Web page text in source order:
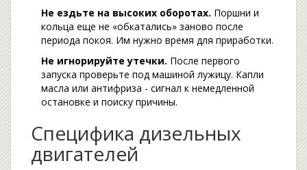
Не ездьте на высоких оборотах. Поршни и
кольца еще не «обкатались» заново после
периода покоя. Им нужно время для приработки.
Не игнорируйте утечки. После первого
запуска проверьте под машиной лужицу. Капли
масла или антифриза - сигнал к немедленной
остановке и поиску причины.
Специфика дизельных
двигателей